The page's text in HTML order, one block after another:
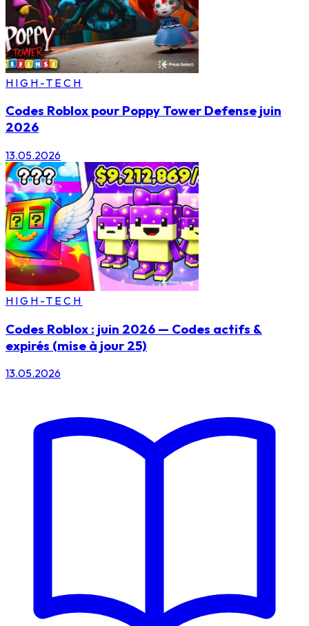
HIGH-TECH
Codes Roblox pour Poppy Tower Defense juin
2026
13.05.2026
HIGH-TECH
Codes Roblox : juin 2026 — Codes actifs &
expirés (mise à jour 25)
13.05.2026